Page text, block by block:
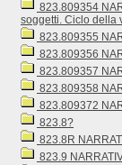
823.809354
soggetti. Ciclo della
823.809355
823.809356
823.809357
823.809358
823.809372
823.8?
823.8R
823.9